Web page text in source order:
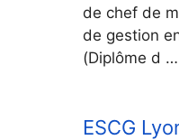
de chef de
de gestion
(Diplôme d …
ESCG